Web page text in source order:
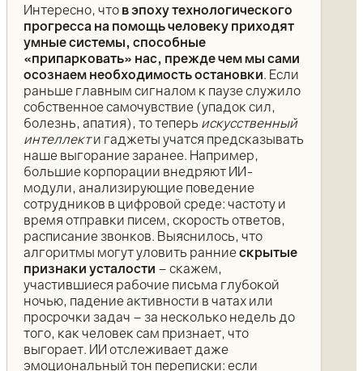
Интересно, что в эпоху технологического
прогресса на помощь человеку приходят
умные системы, способные
«припарковать» нас, прежде чем мы сами
осознаем необходимость остановки. Если
раньше главным сигналом к паузе служило
собственное самочувствие (упадок сил,
болезнь, апатия), то теперь искусственный
интеллекти гаджеты учатся предсказывать
наше выгорание заранее. Например,
большие корпорации внедряют ИИ-
модули, анализирующие поведение
сотрудников в цифровой среде: частоту и
время отправки писем, скорость ответов,
расписание звонков. Выяснилось, что
алгоритмы могут уловить ранниескрытые
признаки усталости – скажем,
участившиеся рабочие письма глубокой
ночью, падение активности в чатах или
просрочки задач – за несколько недель до
того, как человек сам признает, что
выгорает. ИИ отслеживает даже
эмоциональный тон переписки: если